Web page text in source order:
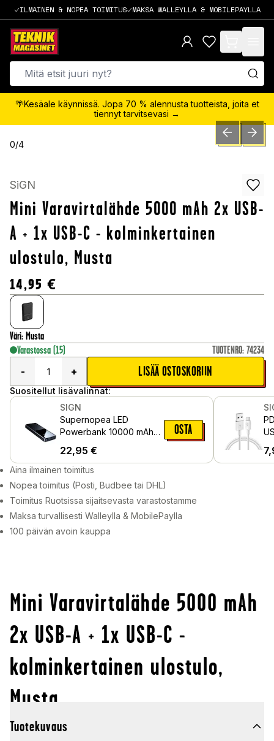
ILMAINEN & NOPEA TOIMITUS MAKSA WALLEYLLA & MOBILEPAYLLA
items in cart,
🌴Kesäale käynnissä. Jopa 70 % alennusta tuotteista, joita et
tiennyt tarvitsevasi →
0/4 PREVIOUSNEXT
SiGN
Mini Varavirtalähde 5000 mAh 2x USB-
A + 1x USB-C - kolminkertainen
ulostulo, Musta
14,95 €
Väri: Musta
Varastossa (15) TUOTENRO: 74234
-
+ LISÄÄ OSTOSKORIIN
Suositellut lisävalinnat:
SIGN
Supernopea LED
Powerbank 10000 mAh
Musta
22,95 €
OSTA
Aina ilmainen toimitus
Nopea toimitus (Posti, Budbee tai DHL)
Toimitus Ruotsissa sijaitsevasta varastostamme
Maksa turvallisesti Walleylla & MobilePaylla
100 päivän avoin kauppa
Mini Varavirtalähde 5000 mAh
2x USB-A + 1x USB-C -
kolminkertainen ulostulo,
Musta
Tuotekuvaus